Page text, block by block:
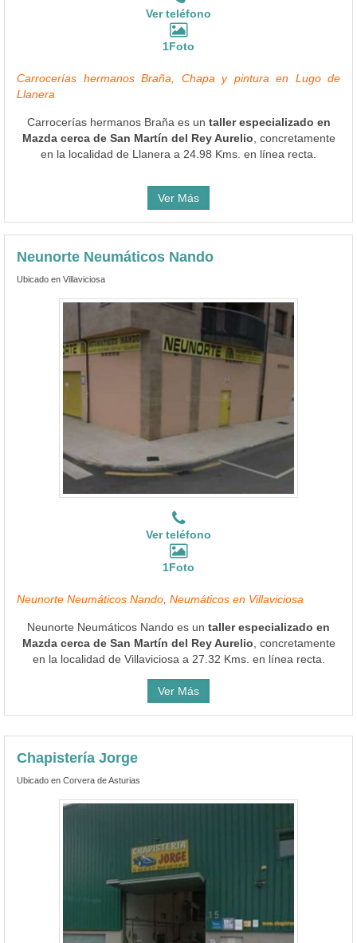
Ver teléfono
1Foto
Carrocerías hermanos Braña, Chapa y pintura en Lugo de
Llanera
Carrocerías hermanos Braña es un taller especializado en
Mazda cerca de San Martín del Rey Aurelio , concretamente
en la localidad de Llanera a 24.98 Kms. en línea recta.
Ver Más
Neunorte Neumáticos Nando
Ubicado en Villaviciosa
Ver teléfono
1Foto
Neunorte Neumáticos Nando, Neumáticos en Villaviciosa
Neunorte Neumáticos Nando es un taller especializado en
Mazda cerca de San Martín del Rey Aurelio , concretamente
en la localidad de Villaviciosa a 27.32 Kms. en línea recta.
Ver Más
Chapistería Jorge
Ubicado en Corvera de Asturias